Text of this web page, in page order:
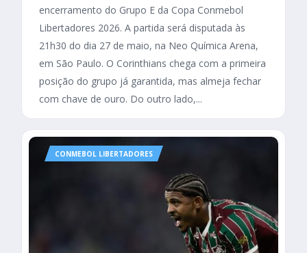
encerramento do Grupo E da Copa Conmebol
Libertadores 2026. A partida será disputada às
21h30 do dia 27 de maio, na Neo Química Arena,
em São Paulo. O Corinthians chega com a primeira
posição do grupo já garantida, mas almeja fechar
com chave de ouro. Do outro lado,...
CONMEBOL LIBERTADORES